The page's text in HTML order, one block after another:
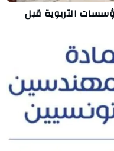
التربوية قبل